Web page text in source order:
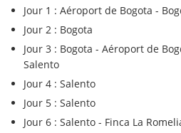
Jour 1 : Aéroport de Bogota -
Jour 2 : Bogota
Jour 3 : Bogota - Aéroport de
Salento
Jour 4 : Salento
Jour 5 : Salento
Jour 6 : Salento - Finca La